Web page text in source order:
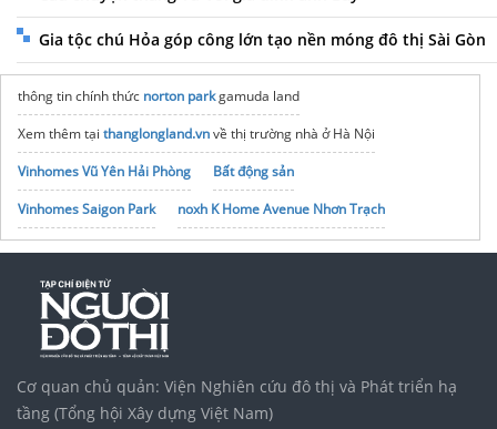
Gia tộc chú Hỏa góp công lớn tạo nền móng đô thị Sài Gòn
thông tin chính thức norton parkgamuda land
Xem thêm tại thanglongland.vnvề thị trường nhà ở Hà Nội
Vinhomes Vũ Yên Hải Phòng
Bất động sản
Vinhomes Saigon Park
noxh K Home Avenue Nhơn Trạch
Tập đoàn Bcons Group
Chương trìnhdu học Trung Quốc
Học IELTS mất bao lâu
Ngành văn hóa du lịchĐH Duy Tân
Cơ quan chủ quản: Viện Nghiên cứu đô thị và Phát triển hạ
tầng (Tổng hội Xây dựng Việt Nam)